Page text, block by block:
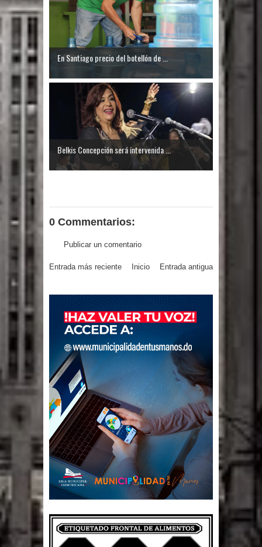
En Santiago precio del botellón de ...
Belkis Concepción será intervenida ...
0 Commentarios:
Publicar un comentario
Entrada más reciente Entrada antigua
Inicio